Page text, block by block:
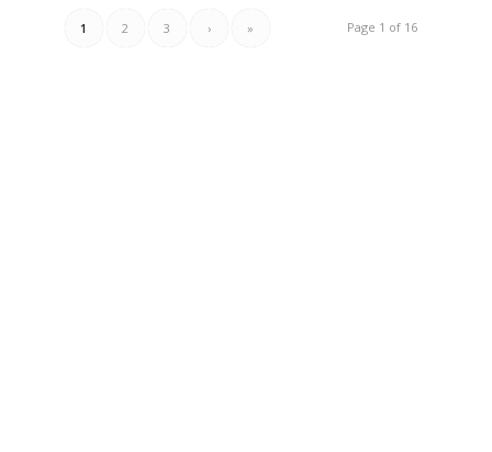
Page 1 of 16
1 2 3 › »